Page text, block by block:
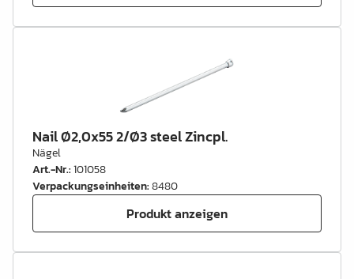
Nail Ø2,0x55 2/Ø3 steel Zincpl.
Nägel
Art.-Nr.:101058
Verpackungseinheiten:8480
Produkt anzeigen